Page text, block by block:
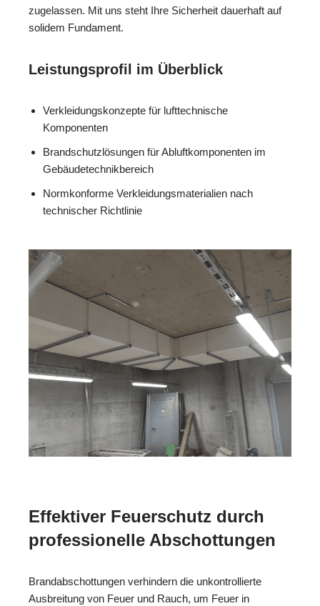
zugelassen. Mit uns steht Ihre Sicherheit dauerhaft auf
solidem Fundament.
Leistungsprofil im Überblick
Verkleidungskonzepte für lufttechnische
Komponenten
Brandschutzlösungen für Abluftkomponenten im
Gebäudetechnikbereich
Normkonforme Verkleidungsmaterialien nach
technischer Richtlinie
Effektiver Feuerschutz durch
professionelle Abschottungen
Brandabschottungen verhindern die unkontrollierte
Ausbreitung von Feuer und Rauch, um Feuer in